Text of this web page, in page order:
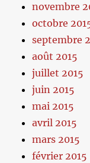
novembre
octobre
septembre
août 2015
juillet 2015
juin 2015
mai 2015
avril 2015
mars 2015
février 2015